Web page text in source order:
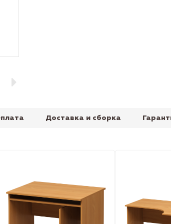
Доставка и сборка